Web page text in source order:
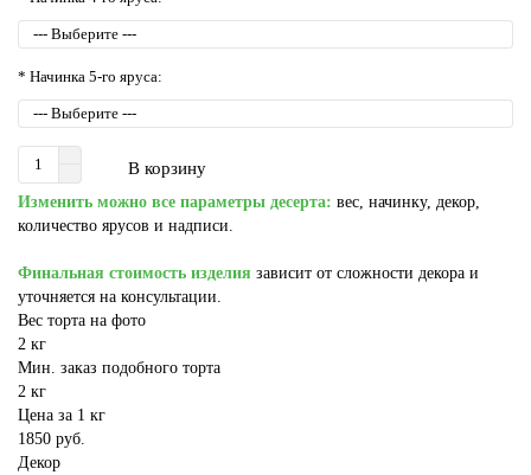
* Начинка 5-го яруса:
В корзину
Изменить можно все параметры десерта: вес, начинку, декор,
количество ярусов и надписи.
Финальная стоимость изделия зависит от сложности декора и
уточняется на консультации.
Вес торта на фото
2 кг
Мин. заказ подобного торта
2 кг
Цена за 1 кг
1850 руб.
Декор